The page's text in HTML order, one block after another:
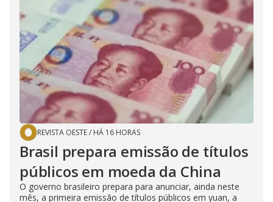
REVISTA OESTE/ HÁ 16 HORAS
Brasil prepara emissão de títulos
públicos em moeda da China
O governo brasileiro prepara para anunciar, ainda neste
mês, a primeira emissão de títulos públicos em yuan, a